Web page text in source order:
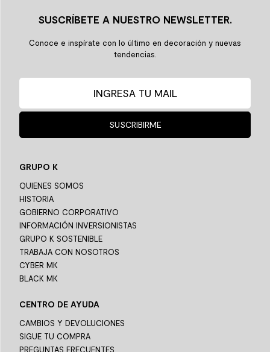
SUSCRÍBETE A NUESTRO NEWSLETTER.
Conoce e inspírate con lo último en decoración y nuevas
tendencias.
SUSCRIBIRME
GRUPO K
QUIENES SOMOS
HISTORIA
GOBIERNO CORPORATIVO
INFORMACIÓN INVERSIONISTAS
GRUPO K SOSTENIBLE
TRABAJA CON NOSOTROS
CYBER MK
BLACK MK
CENTRO DE AYUDA
CAMBIOS Y DEVOLUCIONES
SIGUE TU COMPRA
PREGUNTAS FRECUENTES